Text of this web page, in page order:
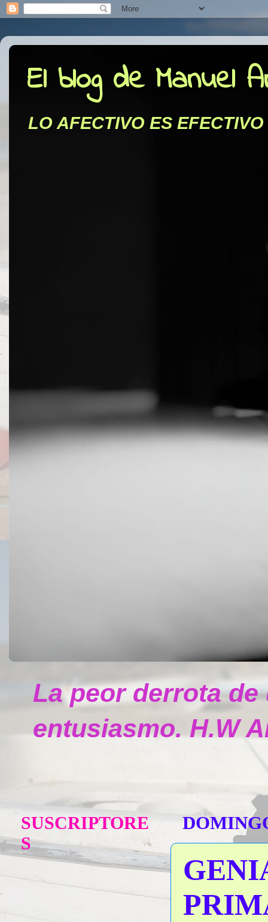
El blog de Manuel
LO AFECTIVO ES EFECTIVO
La peor derrota
entusiasmo. H.W
SUSCRIPTORE
S